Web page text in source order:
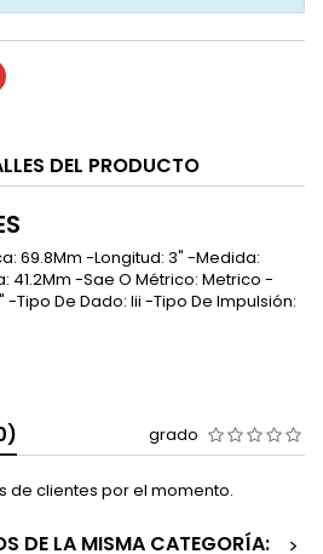
DEL PRODUCTO
69.8Mm -Longitud: 3" -Medida:
41.2Mm -Sae O Métrico: Metrico -
Tipo De Dado: Iii -Tipo De Impulsión:
grado
de clientes por el momento.
DE LA MISMA CATEGORÍA:
>